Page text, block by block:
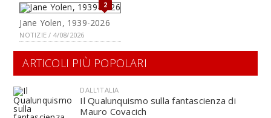
2
Jane Yolen, 1939-2026
NOTIZIE / 4/08/2026
ARTICOLI PIÙ POPOLARI
DALL'ITALIA
Il Qualunquismo sulla fantascienza di
Mauro Covacich